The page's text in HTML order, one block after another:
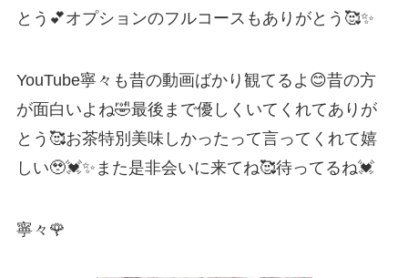
とう💕オプションのフルコースもありがとう🥰✨
YouTube寧々も昔の動画ばかり観てるよ😊昔の方
が面白いよね🤣最後まで優しくいてくれてありが
とう🥰お茶特別美味しかったって言ってくれて嬉
しい🥹💓✨また是非会いに来てね🥰待ってるね💓
寧々🌹